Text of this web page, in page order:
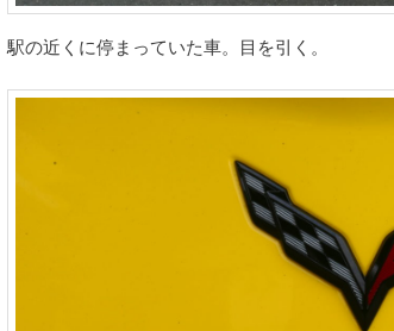
駅の近くに停まっていた車。目を引く。